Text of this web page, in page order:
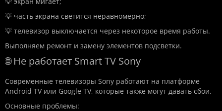
💡 часть экрана светится неравномерно;
💡 телевизор выключается через некоторое время работы.
Выполняем ремонт и замену элементов подсветки.
🌐 Не работает Smart TV Sony
Современные телевизоры Sony работают на платформе
Android TV или Google TV, которые также могут давать сбои.
Основные проблемы: